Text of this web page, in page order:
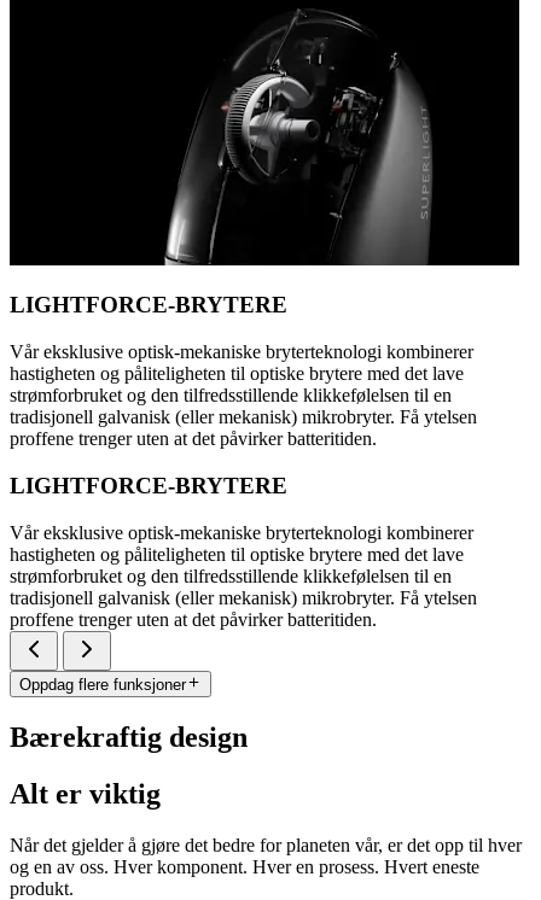
LIGHTFORCE-BRYTERE
Vår eksklusive optisk-mekaniske bryterteknologi kombinerer
hastigheten og påliteligheten til optiske brytere med det lave
strømforbruket og den tilfredsstillende klikkefølelsen til en
tradisjonell galvanisk (eller mekanisk) mikrobryter. Få ytelsen
proffene trenger uten at det påvirker batteritiden.
LIGHTFORCE-BRYTERE
Vår eksklusive optisk-mekaniske bryterteknologi kombinerer
hastigheten og påliteligheten til optiske brytere med det lave
strømforbruket og den tilfredsstillende klikkefølelsen til en
tradisjonell galvanisk (eller mekanisk) mikrobryter. Få ytelsen
proffene trenger uten at det påvirker batteritiden.
Oppdag flere funksjoner
Bærekraftig design
Alt er viktig
Når det gjelder å gjøre det bedre for planeten vår, er det opp til hver
og en av oss. Hver komponent. Hver en prosess. Hvert eneste
produkt.